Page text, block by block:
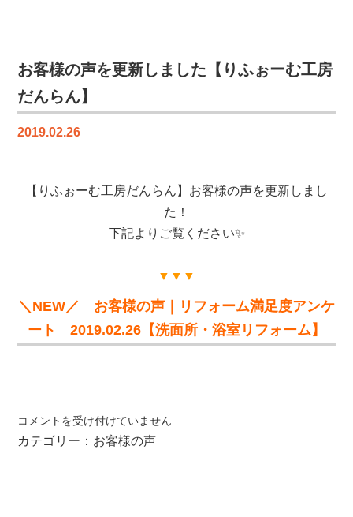
ュ！？
コ
先
教
お客様の声を更新しました【りふぉーむ工房
だんらん】
2019.02.26
【りふぉーむ工房だんらん】お客様の声を更新しまし
た！
下記よりご覧ください✨
▼▼▼
＼NEW／ お客様の声｜リフォーム満足度アンケ
ート 2019.02.26【洗面所・浴室リフォーム】
お
客
コメントを受け付けていません
カテゴリー： お客様の声